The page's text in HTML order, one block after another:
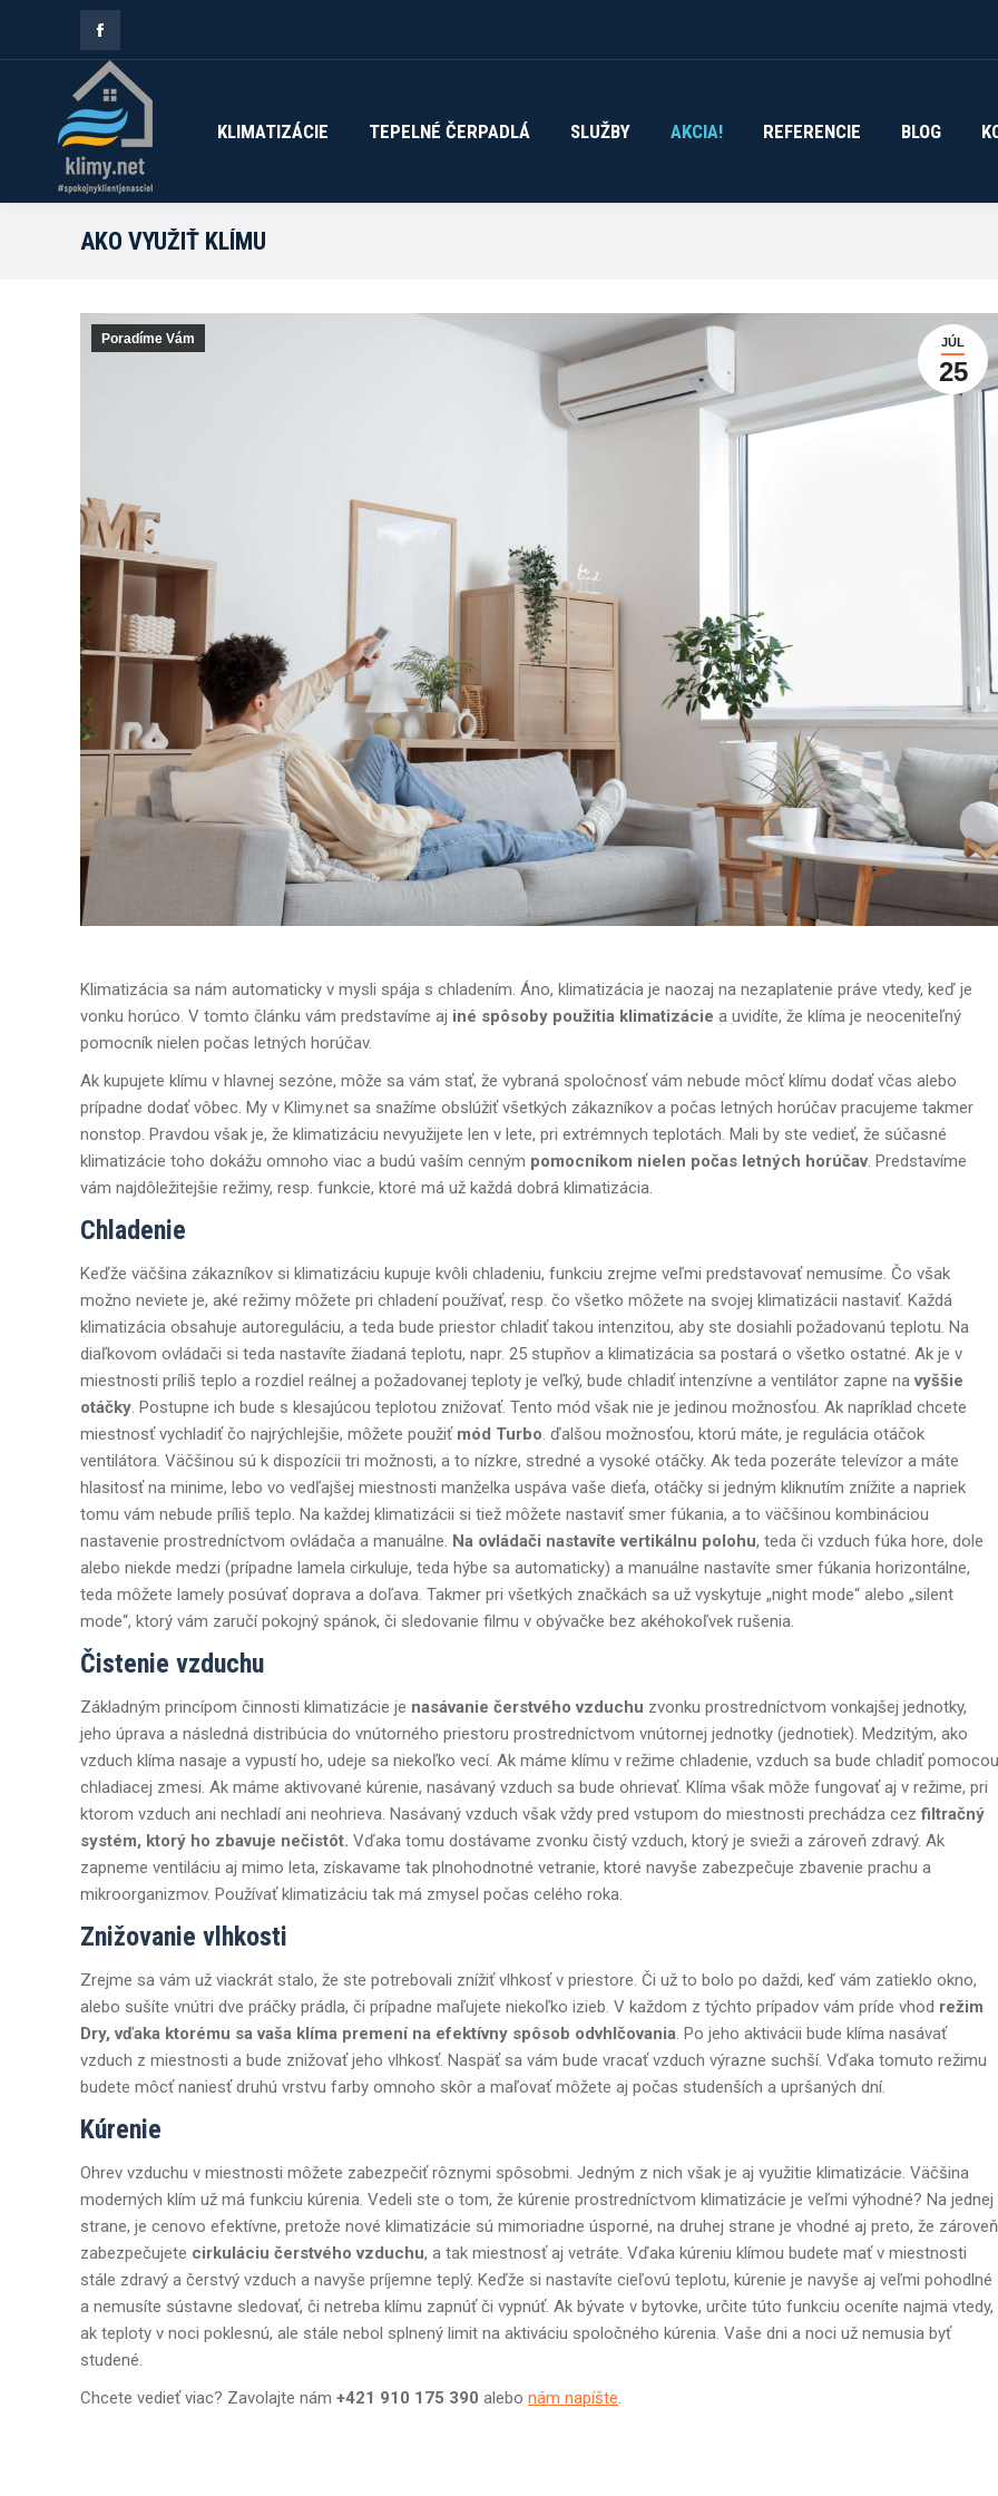
Facebook
page
opens
in
new
window
KLIMATIZÁCIE TEPELNÉ ČERPADLÁ SLUŽBY AKCIA! REFERENCIE BLOG
AKO VYUŽIŤ KLÍMU
JÚL
25
Poradíme Vám
Klimatizácia sa nám automaticky v mysli spája s chladením. Áno, klimatizácia je naozaj na nezaplatenie práve vtedy, keď je
vonku horúco. V tomto článku vám predstavíme aj iné spôsoby použitia klimatizácie a uvidíte, že klíma je neoceniteľný
pomocník nielen počas letných horúčav.
Ak kupujete klímu v hlavnej sezóne, môže sa vám stať, že vybraná spoločnosť vám nebude môcť klímu dodať včas alebo
prípadne dodať vôbec. My v Klimy.net sa snažíme obslúžiť všetkých zákazníkov a počas letných horúčav pracujeme takmer
nonstop. Pravdou však je, že klimatizáciu nevyužijete len v lete, pri extrémnych teplotách. Mali by ste vedieť, že súčasné
klimatizácie toho dokážu omnoho viac a budú vaším cenným pomocníkom nielen počas letných horúčav. Predstavíme
vám najdôležitejšie režimy, resp. funkcie, ktoré má už každá dobrá klimatizácia.
Chladenie
Keďže väčšina zákazníkov si klimatizáciu kupuje kvôli chladeniu, funkciu zrejme veľmi predstavovať nemusíme. Čo však
možno neviete je, aké režimy môžete pri chladení používať, resp. čo všetko môžete na svojej klimatizácii nastaviť. Každá
klimatizácia obsahuje autoreguláciu, a teda bude priestor chladiť takou intenzitou, aby ste dosiahli požadovanú teplotu. Na
diaľkovom ovládači si teda nastavíte žiadaná teplotu, napr. 25 stupňov a klimatizácia sa postará o všetko ostatné. Ak je v
miestnosti príliš teplo a rozdiel reálnej a požadovanej teploty je veľký, bude chladiť intenzívne a ventilátor zapne navyššie
otáčky. Postupne ich bude s klesajúcou teplotou znižovať. Tento mód však nie je jedinou možnosťou. Ak napríklad chcete
miestnosť vychladiť čo najrýchlejšie, môžete použiť mód Turbo. ďalšou možnosťou, ktorú máte, je regulácia otáčok
ventilátora. Väčšinou sú k dispozícii tri možnosti, a to nízkre, stredné a vysoké otáčky. Ak teda pozeráte televízor a máte
hlasitosť na minime, lebo vo vedľajšej miestnosti manželka uspáva vaše dieťa, otáčky si jedným kliknutím znížite a napriek
tomu vám nebude príliš teplo. Na každej klimatizácii si tiež môžete nastaviť smer fúkania, a to väčšinou kombináciou
nastavenie prostredníctvom ovládača a manuálne. Na ovládači nastavíte vertikálnu polohu, teda či vzduch fúka hore, dole
alebo niekde medzi (prípadne lamela cirkuluje, teda hýbe sa automaticky) a manuálne nastavíte smer fúkania horizontálne,
teda môžete lamely posúvať doprava a doľava. Takmer pri všetkých značkách sa už vyskytuje „night mode“ alebo „silent
mode“, ktorý vám zaručí pokojný spánok, či sledovanie filmu v obývačke bez akéhokoľvek rušenia.
Čistenie vzduchu
Základným princípom činnosti klimatizácie je nasávanie čerstvého vzduchu zvonku prostredníctvom vonkajšej jednotky,
jeho úprava a následná distribúcia do vnútorného priestoru prostredníctvom vnútornej jednotky (jednotiek). Medzitým, ako
vzduch klíma nasaje a vypustí ho, udeje sa niekoľko vecí. Ak máme klímu v režime chladenie, vzduch sa bude chladiť pomocou
chladiacej zmesi. Ak máme aktivované kúrenie, nasávaný vzduch sa bude ohrievať. Klíma však môže fungovať aj v režime, pri
ktorom vzduch ani nechladí ani neohrieva. Nasávaný vzduch však vždy pred vstupom do miestnosti prechádza cezfiltračný
systém, ktorý ho zbavuje nečistôt. Vďaka tomu dostávame zvonku čistý vzduch, ktorý je svieži a zároveň zdravý. Ak
zapneme ventiláciu aj mimo leta, získavame tak plnohodnotné vetranie, ktoré navyše zabezpečuje zbavenie prachu a
mikroorganizmov. Používať klimatizáciu tak má zmysel počas celého roka.
Znižovanie vlhkosti
Zrejme sa vám už viackrát stalo, že ste potrebovali znížiť vlhkosť v priestore. Či už to bolo po daždi, keď vám zatieklo okno,
alebo sušíte vnútri dve práčky prádla, či prípadne maľujete niekoľko izieb. V každom z týchto prípadov vám príde vhod režim
Dry, vďaka ktorému sa vaša klíma premení na efektívny spôsob odvhlčovania. Po jeho aktivácii bude klíma nasávať
vzduch z miestnosti a bude znižovať jeho vlhkosť. Naspäť sa vám bude vracať vzduch výrazne suchší. Vďaka tomuto režimu
budete môcť naniesť druhú vrstvu farby omnoho skôr a maľovať môžete aj počas studenších a upršaných dní.
Kúrenie
Ohrev vzduchu v miestnosti môžete zabezpečiť rôznymi spôsobmi. Jedným z nich však je aj využitie klimatizácie. Väčšina
moderných klím už má funkciu kúrenia. Vedeli ste o tom, že kúrenie prostredníctvom klimatizácie je veľmi výhodné? Na jednej
strane, je cenovo efektívne, pretože nové klimatizácie sú mimoriadne úsporné, na druhej strane je vhodné aj preto, že zároveň
zabezpečujete cirkuláciu čerstvého vzduchu, a tak miestnosť aj vetráte. Vďaka kúreniu klímou budete mať v miestnosti
stále zdravý a čerstvý vzduch a navyše príjemne teplý. Keďže si nastavíte cieľovú teplotu, kúrenie je navyše aj veľmi pohodlné
a nemusíte sústavne sledovať, či netreba klímu zapnúť či vypnúť. Ak bývate v bytovke, určite túto funkciu oceníte najmä vtedy,
ak teploty v noci poklesnú, ale stále nebol splnený limit na aktiváciu spoločného kúrenia. Vaše dni a noci už nemusia byť
studené.
Chcete vedieť viac? Zavolajte nám +421 910 175 390 alebo nám napíšte.
KLIMATIZÁCIE TEPELNÉ ČERPADLÁ SLUŽBY AKCIA! REFERENCIE BLOG